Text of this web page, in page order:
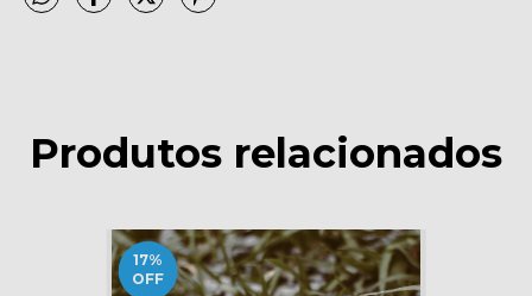
Produtos relacionados
17%
OFF